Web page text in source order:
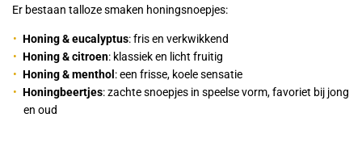
Er bestaan talloze smaken honingsnoepjes:
Honing & eucalyptus: fris en verkwikkend
Honing & citroen: klassiek en licht fruitig
Honing & menthol : een frisse, koele sensatie
Honingbeertjes: zachte snoepjes in speelse vorm, favoriet bij jong
en oud